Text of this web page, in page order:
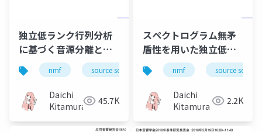
独立低ランク行列分析
に基づく音源分離とそ
の発展（Audio source
separation based on
independent low-
rank matrix analysis
and its extensions）
nmf source separation music bss
Daichi
Kitamura
45.7K
スペクトログラム無矛
盾性を用いた独立低ラ
ンク行列分析の実験的
評価
nmf source
Daichi
Kitamura
2.2K